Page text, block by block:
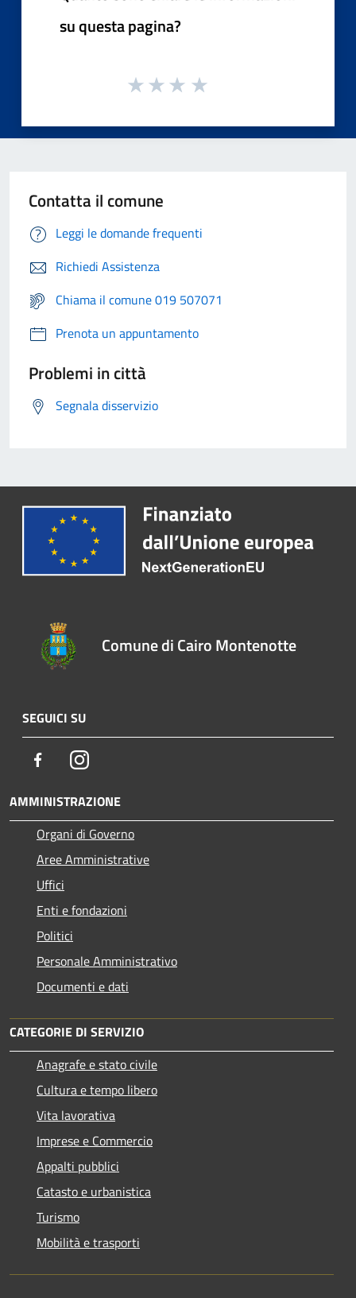
su questa pagina?
Contatta il comune
Leggi le domande frequenti
Richiedi Assistenza
Chiama il comune 019 507071
Prenota un appuntamento
Problemi in città
Segnala disservizio
Comune di Cairo Montenotte
SEGUICI SU
FacebookInstagram
AMMINISTRAZIONE
Organi di Governo
Aree Amministrative
Uffici
Enti e fondazioni
Politici
Personale Amministrativo
Documenti e dati
CATEGORIE DI SERVIZIO
Anagrafe e stato civile
Cultura e tempo libero
Vita lavorativa
Imprese e Commercio
Appalti pubblici
Catasto e urbanistica
Turismo
Mobilità e trasporti